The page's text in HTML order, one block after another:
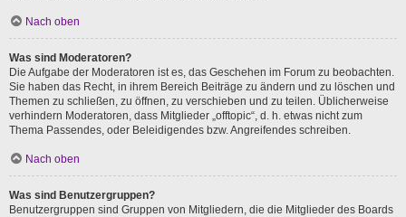
Nach oben
Was sind Moderatoren?
Die Aufgabe der Moderatoren ist es, das Geschehen im Forum zu beobachten.
Sie haben das Recht, in ihrem Bereich Beiträge zu ändern und zu löschen und
Themen zu schließen, zu öffnen, zu verschieben und zu teilen. Üblicherweise
verhindern Moderatoren, dass Mitglieder „offtopic“, d. h. etwas nicht zum
Thema Passendes, oder Beleidigendes bzw. Angreifendes schreiben.
Nach oben
Was sind Benutzergruppen?
Benutzergruppen sind Gruppen von Mitgliedern, die die Mitglieder des Boards